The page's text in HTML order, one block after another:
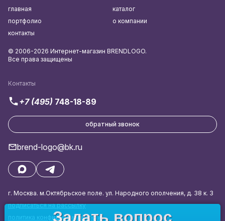
Контакты
+7 (495) 748-18-89
обратный звонок
brend-logo@bk.ru
г. Москва. м.Октябрьское поле. ул. Народного ополчения, д. 38 к. 3
подписаться на рассылку
политика конфиденциальности
главная
каталог
портфолио
о компании
контакты
© 2006-2026 Интернет-магазин BRENDLOGO.
Все права защищены
Задать вопрос